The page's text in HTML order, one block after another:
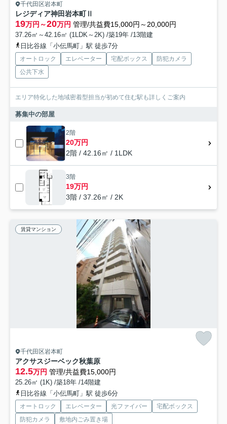
千代田区岩本町
レジディア神田岩本町Ⅱ
19万円～20万円 管理/共益費15,000円～20,000円
37.26㎡～42.16㎡ (1LDK～2K) /築19年 /13階建
日比谷線「小伝馬町」駅 徒歩7分
オートロック エレベーター 宅配ボックス
防犯カメラ
公共下水
エリア特化した地域密着型担当が初めて住む駅も詳しくご案内
募集中の部屋
2階
20万円
2階 / 42.16㎡ / 1LDK
3階
19万円
3階 / 37.26㎡ / 2K
賃貸マンション
千代田区岩本町
アクサスジーベック秋葉原
12.5万円 管理/共益費15,000円
25.26㎡ (1K) /築18年 /14階建
日比谷線「小伝馬町」駅 徒歩6分
オートロック エレベーター 光ファイバー
宅配ボックス
防犯カメラ
敷地内ごみ置き場